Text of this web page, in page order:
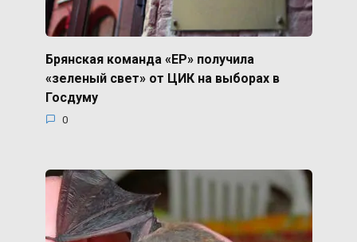
Брянская команда «ЕР» получила
«зеленый свет» от ЦИК на выборах в
Госдуму
0